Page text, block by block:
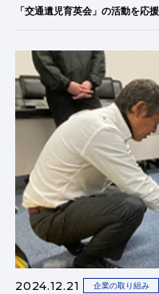
「交通遺児育英会」の活動を応
2024.12.21 企業の取り組み